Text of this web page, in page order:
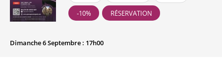
-10% RÉSERVATION
Dimanche 6 Septembre : 17h00